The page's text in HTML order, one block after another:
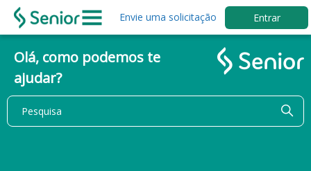
Envie uma solicitação Entrar
Olá, como podemos te
ajudar?